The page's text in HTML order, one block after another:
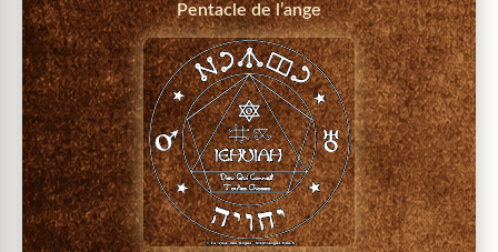
Pentacle de l’ange